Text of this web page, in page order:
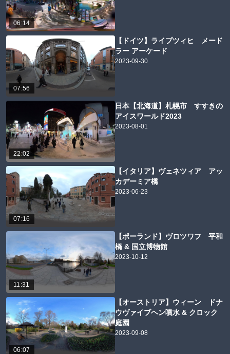
06:14
07:56
【ドイツ】ライプツィヒ メード
ラー アーケード
2023-09-30
22:02
日本【北海道】札幌市 すすきの
アイスワールド2023
2023-08-01
07:16
【イタリア】ヴェネツィア アッ
カデーミア橋
2023-06-23
11:31
【ポーランド】ヴロツワフ 平和
橋 & 国立博物館
2023-10-12
06:07
【オーストリア】ウィーン ドナ
ウヴァイブヘン噴水 & クロック
庭園
2023-09-08